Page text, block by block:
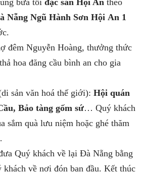
Nẵng Ngũ Hành Sơn Hội An 1
đêm Nguyễn Hoàng, thưởng thức
hoa đăng cầu bình an cho gia
sản văn hoá thế giới): Hội quán
Bảo tàng gốm sứ… Quý khách
sắm quà lưu niệm hoặc ghé thăm
Quý khách về lại Đà Nẵng bằng
về nơi đón ban đầu. Kết thúc